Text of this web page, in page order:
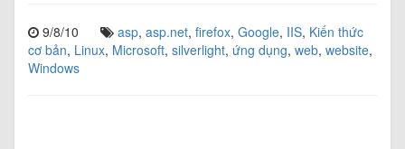
9/8/10 asp, asp.net, firefox, Google, IIS, Kiến thức
cơ bản, Linux, Microsoft, silverlight, ứng dụng, web, website,
Windows